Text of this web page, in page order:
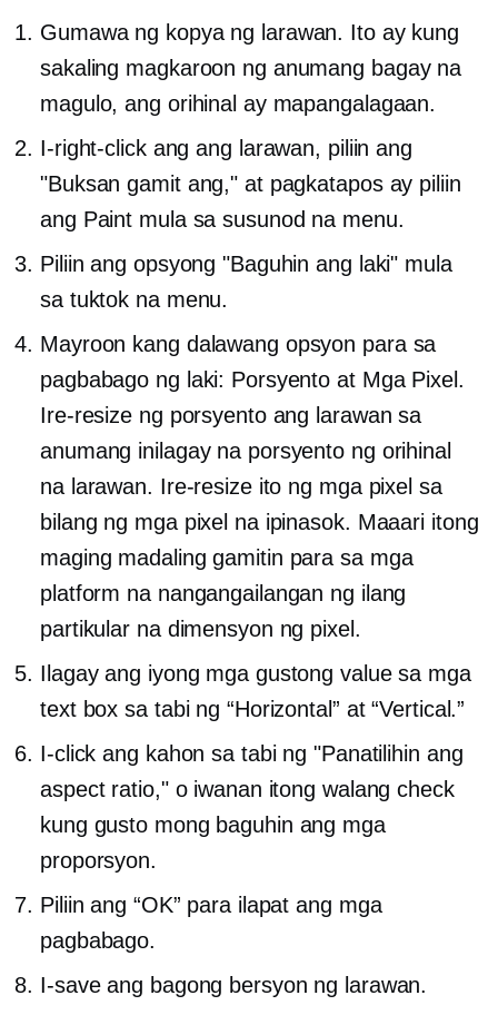
Gumawa ng kopya ng larawan. Ito ay kung
sakaling magkaroon ng anumang bagay na
magulo, ang orihinal ay mapangalagaan.
I-right-click ang ang larawan, piliin ang
"Buksan gamit ang," at pagkatapos ay piliin
ang Paint mula sa susunod na menu.
Piliin ang opsyong "Baguhin ang laki" mula
sa tuktok na menu.
Mayroon kang dalawang opsyon para sa
pagbabago ng laki: Porsyento at Mga Pixel.
Ire-resize ng porsyento ang larawan sa
anumang inilagay na porsyento ng orihinal
na larawan. Ire-resize ito ng mga pixel sa
bilang ng mga pixel na ipinasok. Maaari itong
maging madaling gamitin para sa mga
platform na nangangailangan ng ilang
partikular na dimensyon ng pixel.
Ilagay ang iyong mga gustong value sa mga
text box sa tabi ng “Horizontal” at “Vertical.”
I-click ang kahon sa tabi ng "Panatilihin ang
aspect ratio," o iwanan itong walang check
kung gusto mong baguhin ang mga
proporsyon.
Piliin ang “OK” para ilapat ang mga
pagbabago.
I-save ang bagong bersyon ng larawan.